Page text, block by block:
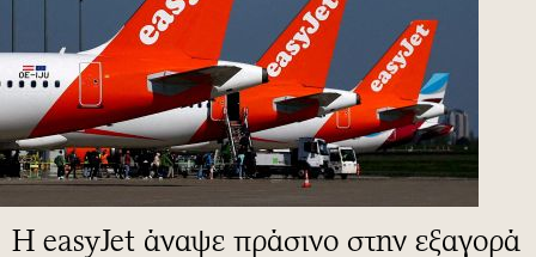
Η easyJet άναψε πράσινο στην εξαγορά